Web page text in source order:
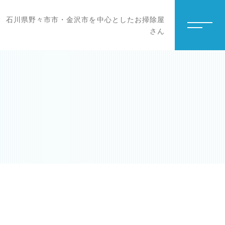
石川県野々市市・金沢市を中心としたお掃除屋
さん